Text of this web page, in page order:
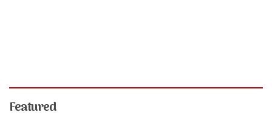
Featured